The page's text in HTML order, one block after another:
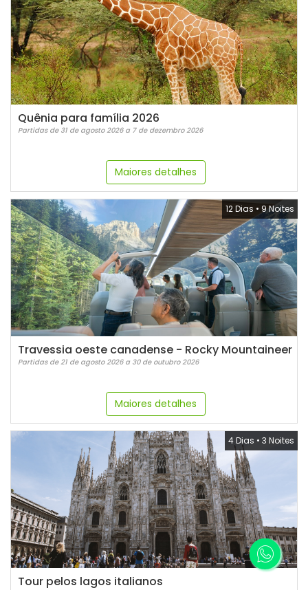
Quênia para família 2026
Partidas de 31 de agosto 2026 a 7 de dezembro 2026
Maiores detalhes
12 Dias • 9 Noites
Travessia oeste canadense - Rocky Mountaineer
Partidas de 21 de agosto 2026 a 30 de outubro 2026
Maiores detalhes
4 Dias • 3 Noites
Tour pelos lagos italianos